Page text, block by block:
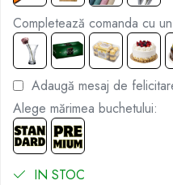
DE TRANDAFIRI ALBI
DE TRANDAFIRI GALBENI
DE TRANDAFIRI MOV
DE TRANDAFIRI MULTICOLORI
DE TRANDAFIRI PORTOCALII
Completează comanda cu
Adaugă mesaj de
Alege mărimea buchetului:
IN STOC